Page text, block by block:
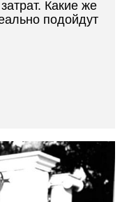
Какие же
подойдут